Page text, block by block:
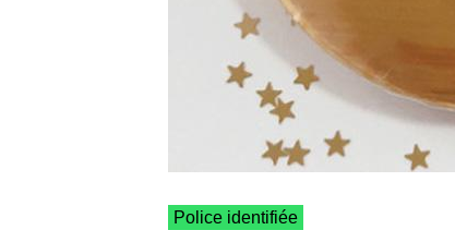
Police identifiée